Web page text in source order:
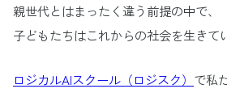
親世代とはまったく違う前提の中で、
子どもたちはこれからの社会を生きて
ロジカルAIスクール（ロジスク） で私